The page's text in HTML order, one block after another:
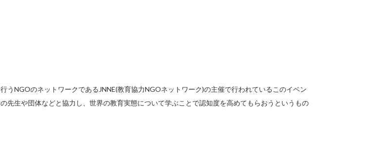
うNGOのネットワークであるJNNE(教育協力NGOネットワーク)の主催で行われているこのイベン
先生や団体などと協力し、世界の教育実態について学ぶことで認知度を高めてもらおうというもの